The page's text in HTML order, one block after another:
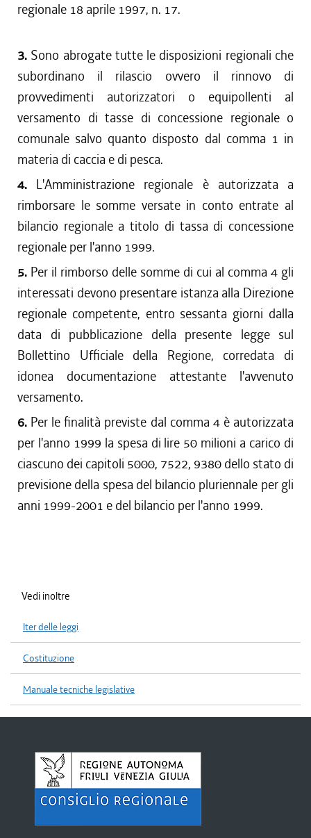
regionale 18 aprile 1997, n. 17.
3. Sono abrogate tutte le disposizioni regionali che
subordinano il rilascio ovvero il rinnovo di
provvedimenti autorizzatori o equipollenti al
versamento di tasse di concessione regionale o
comunale salvo quanto disposto dal comma 1 in
materia di caccia e di pesca.
4. L'Amministrazione regionale è autorizzata a
rimborsare le somme versate in conto entrate al
bilancio regionale a titolo di tassa di concessione
regionale per l'anno 1999.
5. Per il rimborso delle somme di cui al comma 4 gli
interessati devono presentare istanza alla Direzione
regionale competente, entro sessanta giorni dalla
data di pubblicazione della presente legge sul
Bollettino Ufficiale della Regione, corredata di
idonea documentazione attestante l'avvenuto
versamento.
6. Per le finalità previste dal comma 4 è autorizzata
per l'anno 1999 la spesa di lire 50 milioni a carico di
ciascuno dei capitoli 5000, 7522, 9380 dello stato di
previsione della spesa del bilancio pluriennale per gli
anni 1999-2001 e del bilancio per l'anno 1999.
Vedi inoltre
Iter delle leggi
Costituzione
Manuale tecniche legislative